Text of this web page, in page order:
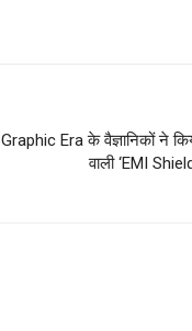
Graphic Era के वैज्ञानिकों ने
वाली ‘EMI